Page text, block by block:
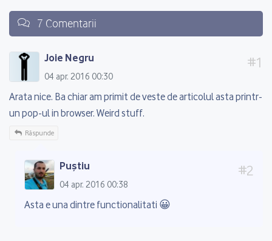
7 Comentarii
Joie Negru
04 apr. 2016 00:30
Arata nice. Ba chiar am primit de veste de articolul asta printr-
un pop-ul in browser. Weird stuff.
Răspunde
Puștiu
04 apr. 2016 00:38
Asta e una dintre functionalitati 😀